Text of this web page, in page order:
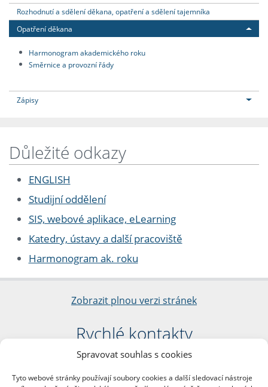
Spravovat souhlas s cookies
Tyto webové stránky používají soubory cookies a další sledovací nástroje
Rozhodnutí a sdělení děkana, opatření a sdělení tajemníka
Opatření děkana
Harmonogram akademického roku
Směrnice a provozní řády
Zápisy
Důležité odkazy
ENGLISH
Studijní oddělení
SIS, webové aplikace, eLearning
Katedry, ústavy a další pracoviště
Harmonogram ak. roku
Zobrazit plnou verzi stránek
Rychlé kontakty
Filozofická fakulta
nám. Jana Palacha 1/2